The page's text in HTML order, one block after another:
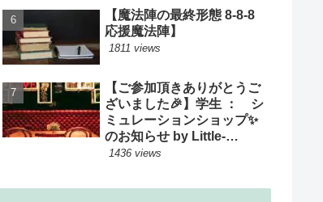
【魔法陣の最終形態 8-8-8
応援魔法陣】
1811 views
【ご参加頂きありがとうご
ざいました🎉】学生 ： シ
ミュレーションショップ✨
のお知らせ by Little-
Cooking
1436 views